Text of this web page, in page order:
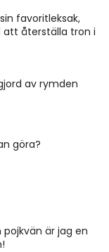
favoritleksak,
återställa tron ​​i
av rymden
göra?
är jag en